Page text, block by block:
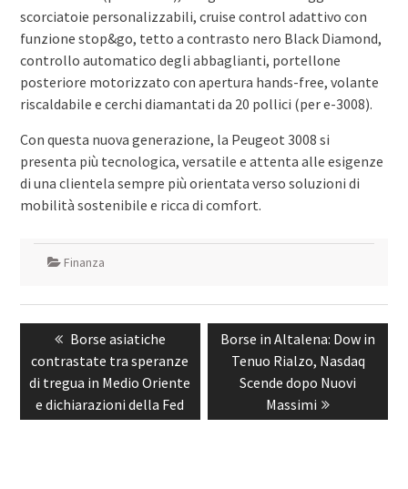
scorciatoie personalizzabili, cruise control adattivo con
funzione stop&go, tetto a contrasto nero Black Diamond,
controllo automatico degli abbaglianti, portellone
posteriore motorizzato con apertura hands-free, volante
riscaldabile e cerchi diamantati da 20 pollici (per e-3008).
Con questa nuova generazione, la Peugeot 3008 si
presenta più tecnologica, versatile e attenta alle esigenze
di una clientela sempre più orientata verso soluzioni di
mobilità sostenibile e ricca di comfort.
Finanza
articoliPrevious
post:
Borse asiatiche
contrastate tra speranze
di tregua in Medio Oriente
e dichiarazioni della Fed
Next
post:
Borse in Altalena: Dow in
Tenuo Rialzo, Nasdaq
Scende dopo Nuovi
Massimi